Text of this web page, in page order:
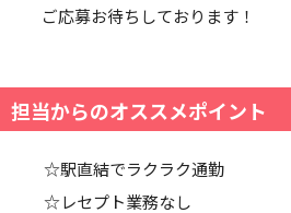
ご応募お待ちしております！
担当からのオススメポイント
☆駅直結でラクラク通勤
☆レセプト業務なし